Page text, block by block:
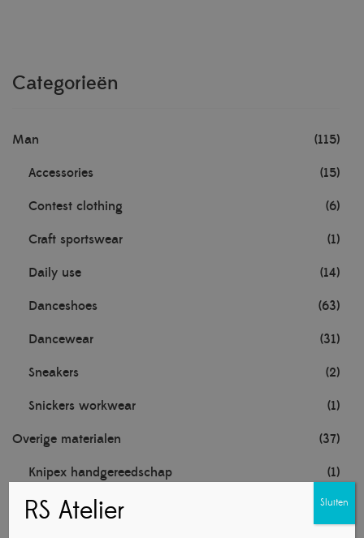
Categorieën
Man (115)
Accessories (15)
Contest clothing (6)
Craft sportswear (1)
Daily use (14)
Danceshoes (63)
Dancewear (31)
Sneakers (2)
Snickers workwear (1)
Overige materialen (37)
Knipex handgereedschap (1)
Noten (1)
RS Atelier Sluiten